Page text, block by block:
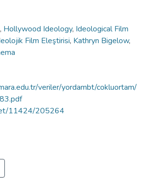
, Hollywood Ideology, Ideological Film
Film Eleştirisi, Kathryn Bigelow,
veriler/yordambt/cokluortam/
11424/205264